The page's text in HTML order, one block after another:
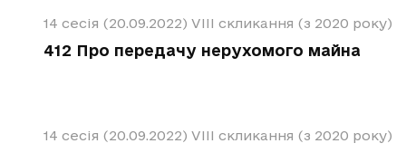
14 сесія (20.09.2022) VIII скликання (з 2020 року)
412 Про передачу нерухомого майна
14 сесія (20.09.2022) VIII скликання (з 2020 року)